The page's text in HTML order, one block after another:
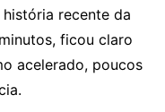
recente da
ficou claro
acelerado, poucos